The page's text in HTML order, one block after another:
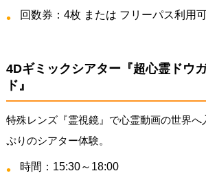
回数券：4枚 または フリーパス利用
4Dギミックシアター『超心霊ドウ
ド』
特殊レンズ『霊視鏡』で心霊動画の世界へ
ぷりのシアター体験。
時間：15:30～18:00